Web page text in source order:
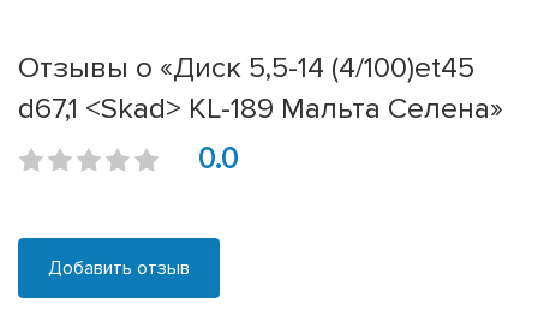
Отзывы о «Диск 5,5-14 (4/100)et45
d67,1 <Skad> KL-189 Мальта Селена»
0.0
Добавить отзыв